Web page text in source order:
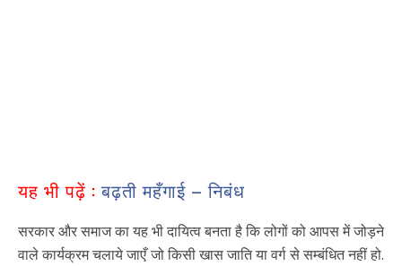
यह भी पढ़ें :बढ़ती महँगाई – निबंध
सरकार और समाज का यह भी दायित्व बनता है कि लोगों को आपस में जोड़ने
वाले कार्यक्रम चलाये जाएँ जो किसी खास जाति या वर्ग से सम्बंधित नहीं हो.